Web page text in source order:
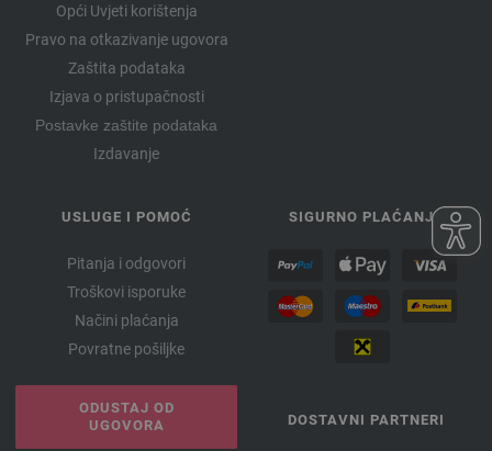
Opći Uvjeti korištenja
Pravo na otkazivanje ugovora
Zaštita podataka
Izjava o pristupačnosti
Postavke zaštite podataka
Izdavanje
USLUGE I POMOĆ
Pitanja i odgovori
Troškovi isporuke
Načini plaćanja
Povratne pošiljke
ODUSTAJ OD
UGOVORA
SIGURNO PLAĆANJE
DOSTAVNI PARTNERI